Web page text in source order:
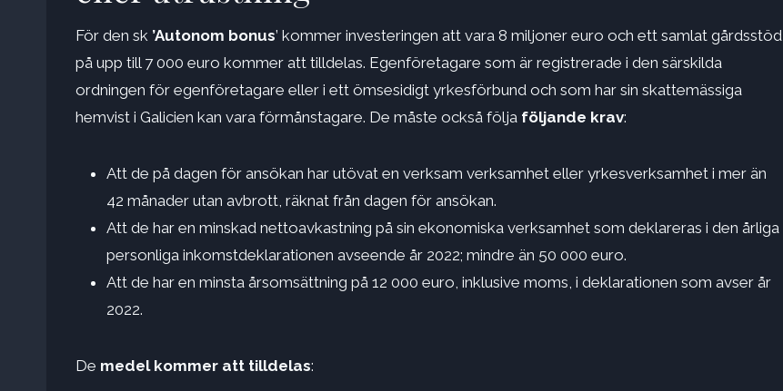
För den sk ’Autonom bonus’ kommer investeringen att vara 8 miljoner euro och ett samlat gårdsstöd
på upp till 7 000 euro kommer att tilldelas. Egenföretagare som är registrerade i den särskilda
ordningen för egenföretagare eller i ett ömsesidigt yrkesförbund och som har sin skattemässiga
hemvist i Galicien kan vara förmånstagare. De måste också följa följande krav:
Att de på dagen för ansökan har utövat en verksam verksamhet eller yrkesverksamhet i mer än
42 månader utan avbrott, räknat från dagen för ansökan.
Att de har en minskad nettoavkastning på sin ekonomiska verksamhet som deklareras i den årliga
personliga inkomstdeklarationen avseende år 2022; mindre än 50 000 euro.
Att de har en minsta årsomsättning på 12 000 euro, inklusive moms, i deklarationen som avser år
2022.
De medel kommer att tilldelas: